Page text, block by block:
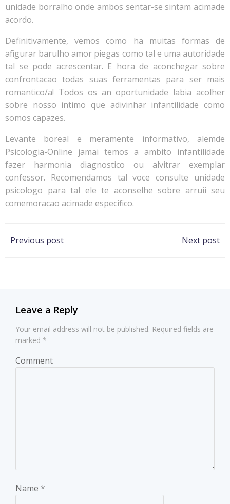
unidade borralho onde ambos sentar-se sintam acimade
acordo.
Definitivamente, vemos como ha muitas formas de
afigurar barulho amor piegas como tal e uma autoridade
tal se pode acrescentar. E hora de aconchegar sobre
confrontacao todas suas ferramentas para ser mais
romantico/a! Todos os an oportunidade labia acolher
sobre nosso intimo que adivinhar infantilidade como
somos capazes.
Levante boreal e meramente informativo, alemde
Psicologia-Online jamai temos a ambito infantilidade
fazer harmonia diagnostico ou alvitrar exemplar
confessor. Recomendamos tal voce consulte unidade
psicologo para tal ele te aconselhe sobre arruii seu
comemoracao acimade especifico.
Post
Previous post Next post
Leave a Reply
Your email address will not be published. Required fields are
marked *
Comment
Name *